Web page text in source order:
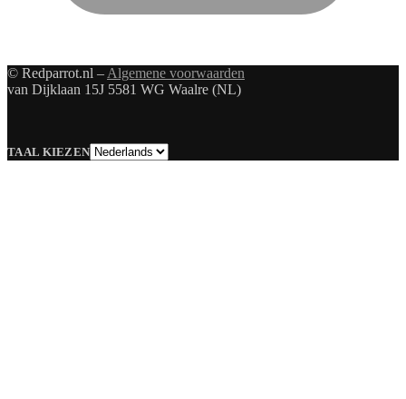
© Redparrot.nl – Algemene voorwaarden
van Dijklaan 15J 5581 WG Waalre (NL)
TAAL KIEZENTaal